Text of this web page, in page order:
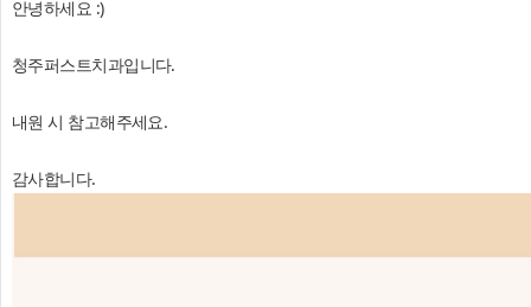
안녕하세요 :)
청주퍼스트치과입니다.
내원 시 참고해주세요.
감사합니다.